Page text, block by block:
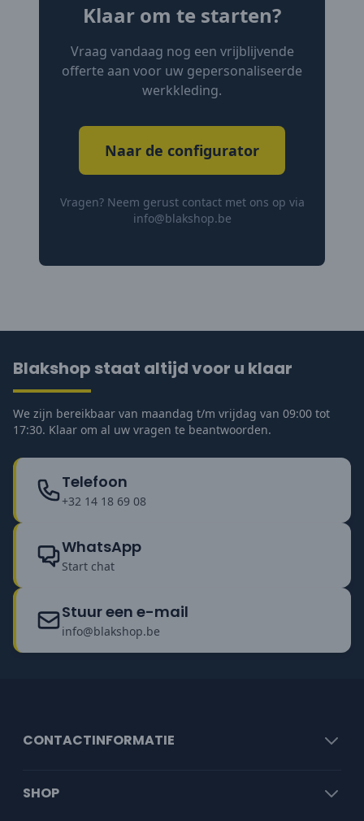
Klaar om te starten?
Vraag vandaag nog een vrijblijvende
offerte aan voor uw gepersonaliseerde
werkkleding.
Naar de configurator
Vragen? Neem gerust contact met ons op via
info@blakshop.be
Blakshop staat altijd voor u klaar
We zijn bereikbaar van maandag t/m vrijdag van 09:00 tot
17:30. Klaar om al uw vragen te beantwoorden.
Telefoon
+32 14 18 69 08
WhatsApp
Start chat
Stuur een e-mail
info@blakshop.be
CONTACTINFORMATIE
SHOP